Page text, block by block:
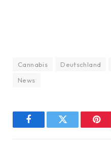
Cannabis Deutschland
News
FacebookTwitter